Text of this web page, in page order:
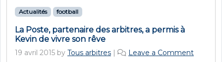
Actualités football
La Poste, partenaire des arbitres, a permis à
Kevin de vivre son rêve
19 avril 2015 by Tous arbitres | Leave a Comment